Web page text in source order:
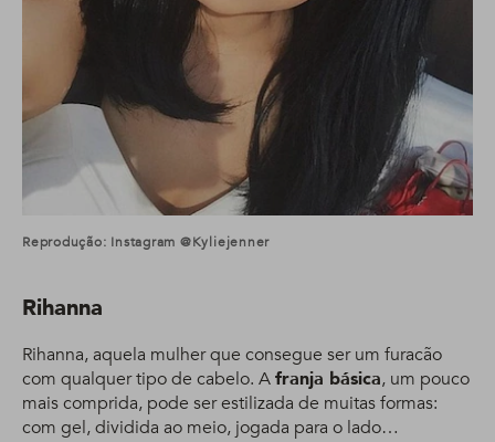
Reprodução: Instagram @kyliejenner
Rihanna
Rihanna, aquela mulher que consegue ser um furacão
com qualquer tipo de cabelo. Afranja básica, um pouco
mais comprida, pode ser estilizada de muitas formas:
com gel, dividida ao meio, jogada para o lado…